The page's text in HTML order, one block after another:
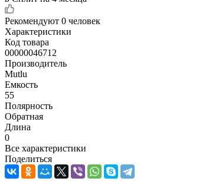
Рекомендуют 0 человек
Характеристики
Код товара
00000046712
Производитель
Mutlu
Емкость
55
Полярность
Обратная
Длина
0
Все характеристики
Поделиться